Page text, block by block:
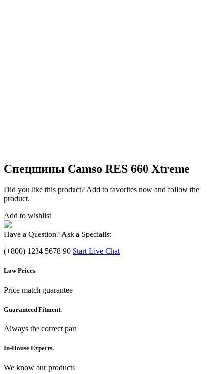
Спецшины Camso RES 660 Xtreme
Did you like this product? Add to favorites now and follow the
product.
Add to wishlist
Have a Question? Ask a Specialist
(+800) 1234 5678 90 Start Live Chat
Low Prices
Price match guarantee
Guaranteed Fitment.
Always the correct part
In-House Experts.
We know our products